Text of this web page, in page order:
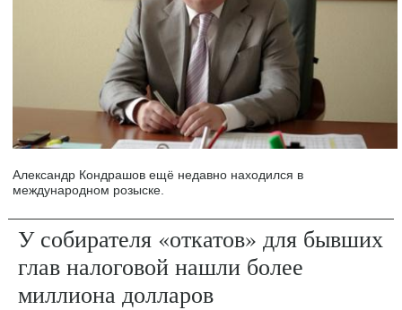
Александр Кондрашов ещё недавно находился в
международном розыске.
У собирателя «откатов» для бывших
глав налоговой нашли более
миллиона долларов